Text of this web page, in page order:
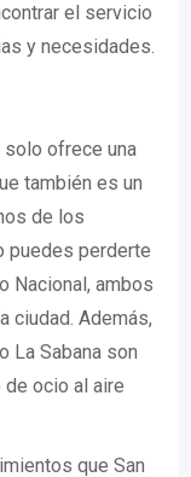
el servicio
y necesidades.
solo ofrece una
también es un
de los
puedes perderte
Nacional, ambos
ciudad. Además,
La Sabana son
ocio al aire
que San